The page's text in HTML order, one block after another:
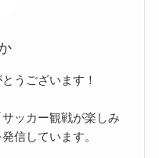
うございます！
ッカー観戦が楽しみ
信しています。